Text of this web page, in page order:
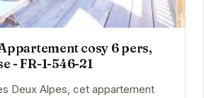
cosy 6 pers,
- FR-1-546-21
Deux Alpes, cet appartement